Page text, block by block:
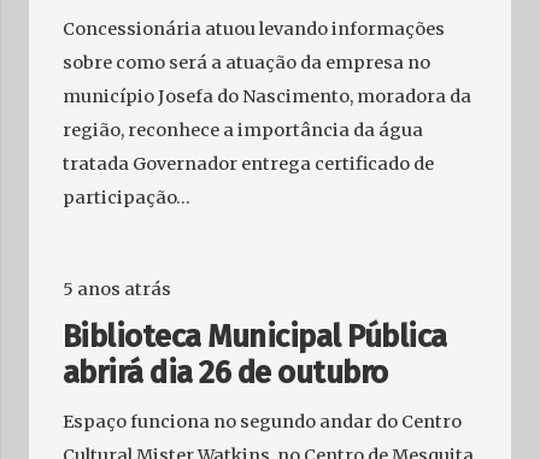
Concessionária atuou levando informações
sobre como será a atuação da empresa no
município Josefa do Nascimento, moradora da
região, reconhece a importância da água
tratada Governador entrega certificado de
participação…
5 anos atrás
Biblioteca Municipal Pública
abrirá dia 26 de outubro
Espaço funciona no segundo andar do Centro